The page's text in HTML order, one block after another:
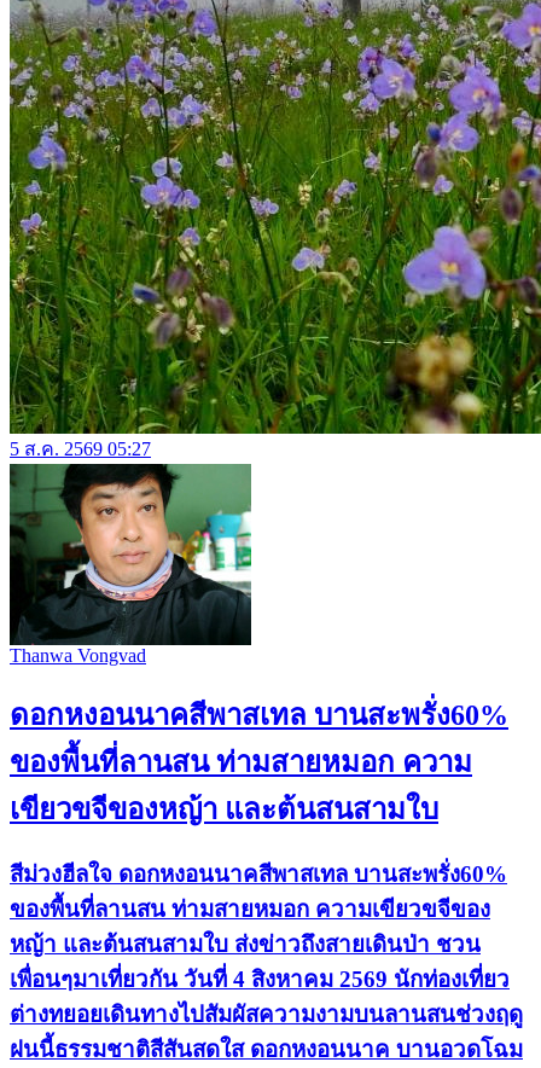
5 ส.ค. 2569 05:27
Thanwa Vongvad
ดอกหงอนนาคสีพาสเทล บานสะพรั่ง60%
ของพื้นที่ลานสน ท่ามสายหมอก ความ
เขียวขจีของหญ้า และต้นสนสามใบ
สีม่วงฮีลใจ ดอกหงอนนาคสีพาสเทล บานสะพรั่ง60%
ของพื้นที่ลานสน ท่ามสายหมอก ความเขียวขจีของ
หญ้า และต้นสนสามใบ ส่งข่าวถึงสายเดินป่า ชวน
เพื่อนๆมาเที่ยวกัน วันที่ 4 สิงหาคม 2569 นักท่องเที่ยว
ต่างทยอยเดินทางไปสัมผัสความงามบนลานสนช่วงฤดู
ฝนนี้ธรรมชาติสีสันสดใส ดอกหงอนนาค บานอวดโฉม